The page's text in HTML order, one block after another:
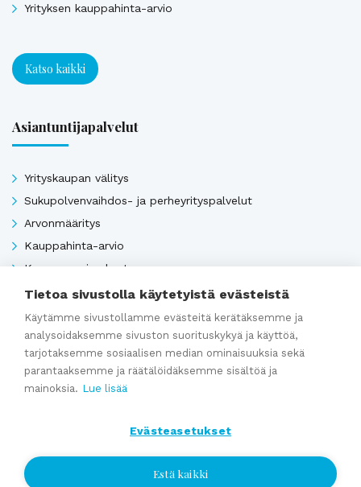
Yrityksen kauppahinta-arvio
Katso kaikki
Asiantuntijapalvelut
Yrityskaupan välitys
Sukupolvenvaihdos- ja perheyrityspalvelut
Arvonmääritys
Kauppahinta-arvio
Kauppasopimukset
Katso kaikki
Ajankohtaista
Webinaaritallenne: Onko yrityksesi myyntikunnossa? Näin
valmistaudut yrityskauppaan ajoissa
Kumppaniblogi: Avio-oikeus ja omistajanvaihdos
Tietoa sivustolla käytetyistä evästeistä
Käytämme sivustollamme evästeitä kerätäksemme ja
analysoidaksemme sivuston suorituskykyä ja käyttöä,
tarjotaksemme sosiaalisen median ominaisuuksia sekä
parantaaksemme ja räätälöidäksemme sisältöä ja
mainoksia. Lue lisää
Evästeasetukset
Estä kaikki